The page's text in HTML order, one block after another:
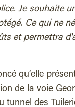
Je souhaite
Ce qui ne
et permettra
qu’elle
de la voie
tunnel des